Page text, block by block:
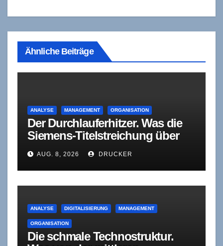
Ähnliche Beiträge
ANALYSE MANAGEMENT ORGANISATION
Der Durchlauferhitzer. Was die
Siemens-Titelstreichung über
den wahren Zweck der mittleren
Führungsebene verrät
AUG. 8, 2026 DRUCKER
ANALYSE DIGITALISIERUNG MANAGEMENT
ORGANISATION
Die schmale Technostruktur.